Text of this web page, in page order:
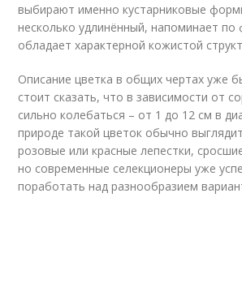
выбирают именно кустарниковые
несколько удлинённый, напоминает
обладает характерной кожистой
Описание цветка в общих чертах уже
стоит сказать, что в зависимости от
сильно колебаться – от 1 до 12 см в
природе такой цветок обычно
розовые или красные лепестки,
но современные селекционеры уже
поработать над разнообразием